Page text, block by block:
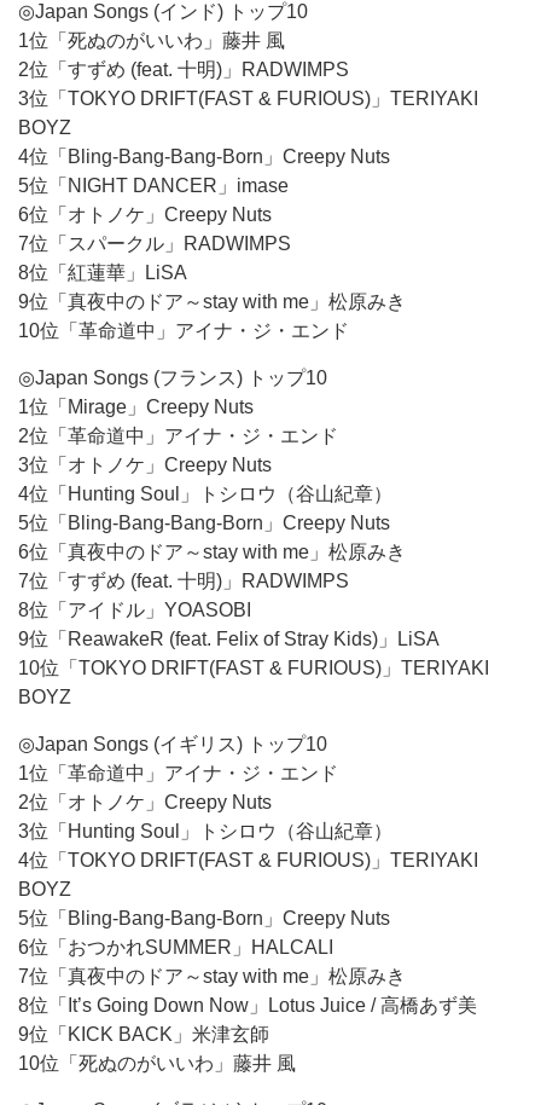
◎Japan Songs (インド) トップ10
1位「死ぬのがいいわ」藤井 風
2位「すずめ (feat. 十明)」RADWIMPS
3位「TOKYO DRIFT(FAST & FURIOUS)」TERIYAKI
BOYZ
4位「Bling-Bang-Bang-Born」Creepy Nuts
5位「NIGHT DANCER」imase
6位「オトノケ」Creepy Nuts
7位「スパークル」RADWIMPS
8位「紅蓮華」LiSA
9位「真夜中のドア～stay with me」松原みき
10位「革命道中」アイナ・ジ・エンド
◎Japan Songs (フランス) トップ10
1位「Mirage」Creepy Nuts
2位「革命道中」アイナ・ジ・エンド
3位「オトノケ」Creepy Nuts
4位「Hunting Soul」トシロウ（谷山紀章）
5位「Bling-Bang-Bang-Born」Creepy Nuts
6位「真夜中のドア～stay with me」松原みき
7位「すずめ (feat. 十明)」RADWIMPS
8位「アイドル」YOASOBI
9位「ReawakeR (feat. Felix of Stray Kids)」LiSA
10位「TOKYO DRIFT(FAST & FURIOUS)」TERIYAKI
BOYZ
◎Japan Songs (イギリス) トップ10
1位「革命道中」アイナ・ジ・エンド
2位「オトノケ」Creepy Nuts
3位「Hunting Soul」トシロウ（谷山紀章）
4位「TOKYO DRIFT(FAST & FURIOUS)」TERIYAKI
BOYZ
5位「Bling-Bang-Bang-Born」Creepy Nuts
6位「おつかれSUMMER」HALCALI
7位「真夜中のドア～stay with me」松原みき
8位「It’s Going Down Now」Lotus Juice / 高橋あず美
9位「KICK BACK」米津玄師
10位「死ぬのがいいわ」藤井 風